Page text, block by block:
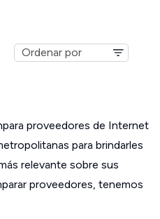
proveedores de Internet
para brindarles
relevante sobre sus
proveedores, tenemos